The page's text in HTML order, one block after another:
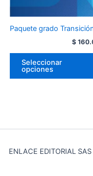
Paquete grado
$
Seleccionar
opciones
ENLACE EDITORIAL